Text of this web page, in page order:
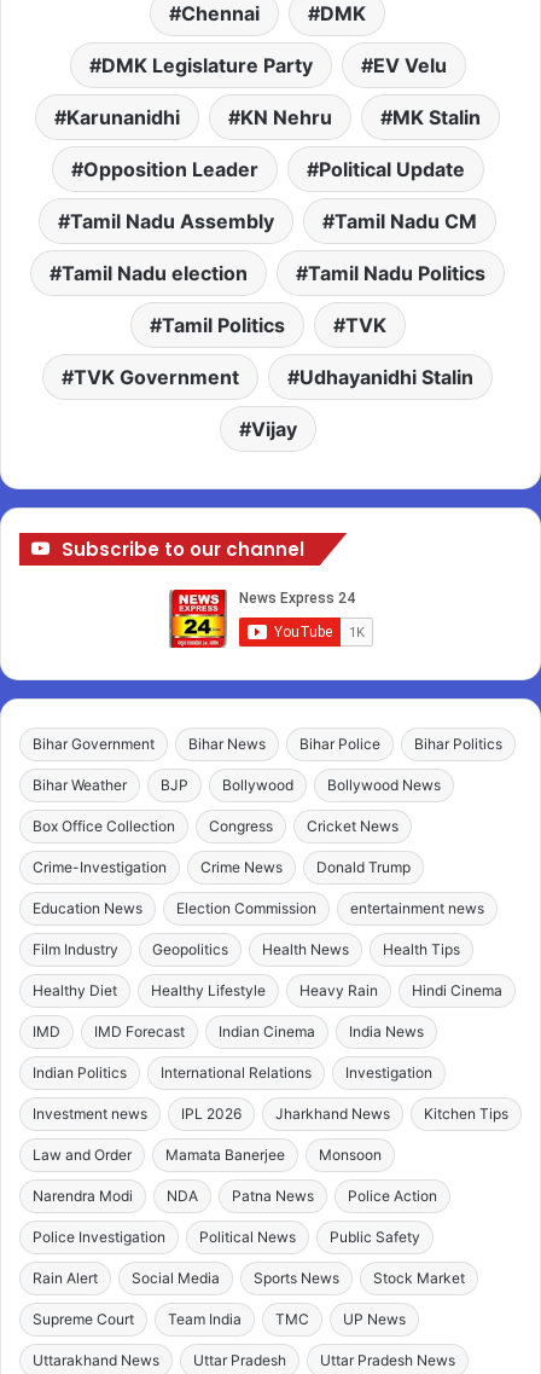
Chennai DMK
DMK Legislature Party EV Velu
Karunanidhi KN Nehru MK Stalin
Opposition Leader Political Update
Tamil Nadu Assembly Tamil Nadu CM
Tamil Nadu election Tamil Nadu Politics
Tamil Politics TVK
TVK Government Udhayanidhi Stalin
Vijay
Subscribe to our channel
Bihar Government Bihar News Bihar Police Bihar Politics
Bihar Weather BJP Bollywood Bollywood News
Box Office Collection Congress Cricket News
Crime-Investigation Crime News Donald Trump
Education News Election Commission entertainment news
Film Industry Geopolitics Health News Health Tips
Healthy Diet Healthy Lifestyle Heavy Rain Hindi Cinema
IMD IMD Forecast Indian Cinema India News
Indian Politics International Relations Investigation
Investment news IPL 2026 Jharkhand News Kitchen Tips
Law and Order Mamata Banerjee Monsoon
Narendra Modi NDA Patna News Police Action
Police Investigation Political News Public Safety
Rain Alert Social Media Sports News Stock Market
Supreme Court Team India TMC UP News
Uttarakhand News Uttar Pradesh Uttar Pradesh News